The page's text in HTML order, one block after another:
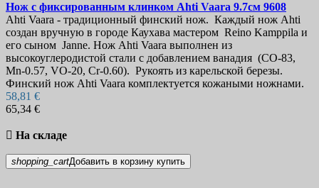
Нож с фиксированным клинком Ahti Vaara 9.7см 9608
Ahti Vaara - традиционный финский нож. Каждый нож Ahti
создан вручную в городе Каухава мастером Reino Kamppila и
его сыном Janne. Нож Ahti Vaara выполнен из
высокоуглеродистой стали с добавлением ванадия (CO-83,
Mn-0.57, VO-20, Cr-0.60). Рукоять из карельской березы.
Финский нож Ahti Vaara комплектуется кожаными ножнами.
58,81 €
65,34 €
 На складе
shopping_cartДобавить в корзину купить